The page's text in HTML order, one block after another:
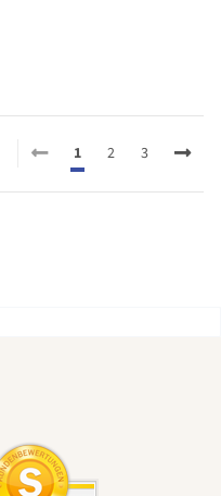
1 2 3